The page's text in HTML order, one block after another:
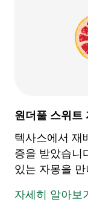
원더풀 스위트
텍사스에서 재
증을 받았습니
있는 자몽을
자세히 알아보